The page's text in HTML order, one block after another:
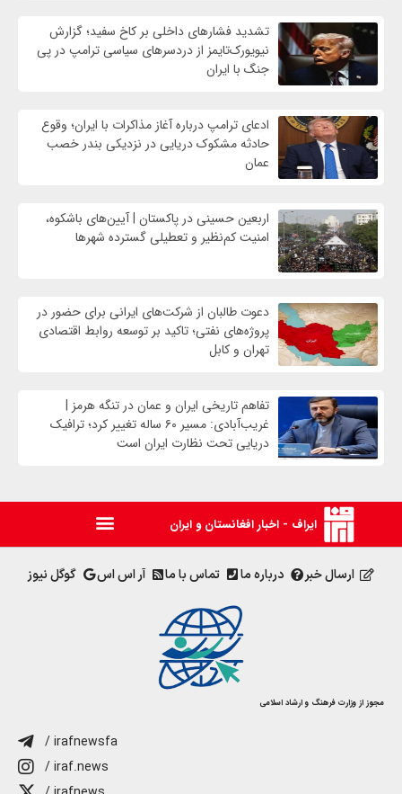
تشدید فشارهای داخلی بر کاخ سفید؛ گزارش
نیویورک‌تایمز از دردسرهای سیاسی ترامپ در پی
جنگ با ایران
ادعای ترامپ درباره آغاز مذاکرات با ایران؛ وقوع
حادثه مشکوک دریایی در نزدیکی بندر خصب
عمان
اربعین حسینی در پاکستان | آیین‌های باشکوه،
امنیت کم‌نظیر و تعطیلی گسترده شهرها
دعوت طالبان از شرکت‌های ایرانی برای حضور در
پروژه‌های نفتی؛ تاکید بر توسعه روابط اقتصادی
تهران و کابل
تفاهم تاریخی ایران و عمان در تنگه هرمز |
غریب‌آبادی: مسیر ۶۰ ساله تغییر کرد؛ ترافیک
دریایی تحت نظارت ایران است
ایراف - اخبار افغانستان و ایران
ارسال خبر درباره ما تماس با ما آر اس اس گوگل نیوز
مجوز از وزارت فرهنگ و ارشاد اسلامی
/ irafnewsfa
/ iraf.news